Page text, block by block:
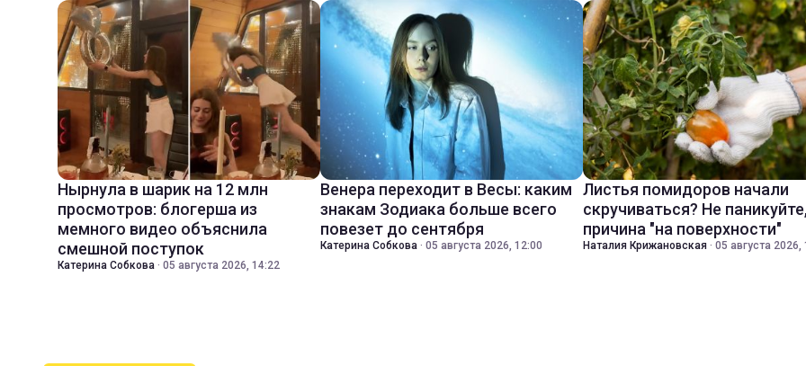
Нырнула в шарик на 12 млн
просмотров: блогерша из
мемного видео объяснила
смешной поступок
Катерина Собкова · 05 августа 2026, 14:22
Венера переходит в Весы: каким
знакам Зодиака больше всего
повезет до сентября
Катерина Собкова · 05 августа 2026, 12:00
Листья помидоров начали
скручиваться? Не
причина "на поверхности"
Наталия Крижановская · 05 августа 2026,